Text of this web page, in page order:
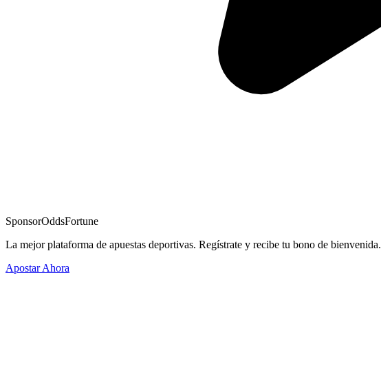
SponsorOddsFortune
La mejor plataforma de apuestas deportivas. Regístrate y recibe tu bono de bienvenida.
Apostar Ahora